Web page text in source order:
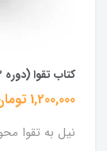
کتاب تقوا (دوره 3 جلدی) اثر حسین درگاهی
1,200,000 تومان
نیل به تقوا